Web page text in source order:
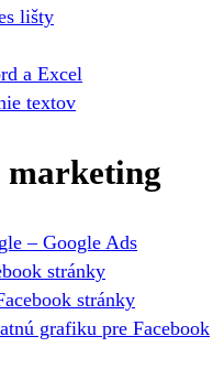
lišty
a Excel
textov
– Google Ads
stránky
stránky
grafiku pre Facebook